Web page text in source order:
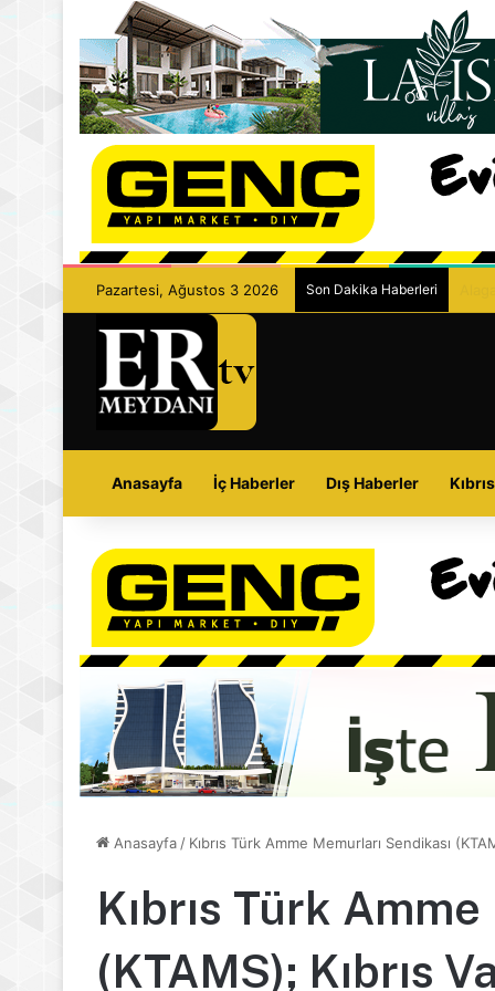
Pazartesi, Ağustos 3 2026 Son Dakika Haberleri
Anasayfa İç Haberler Dış Haberler Kıbrıs
Anasayfa/ Kıbrıs Türk Amme Memurları Sendikası
Kıbrıs Türk
(KTAMS); Kıbrıs